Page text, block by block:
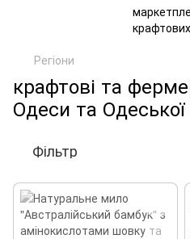
Регіони
крафтові та
Одеси та Одеської
Фільтр